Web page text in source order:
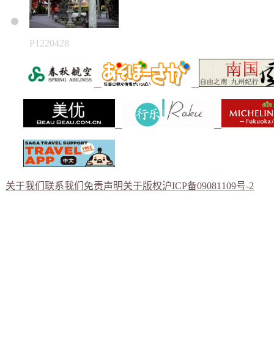
P1220428
关于我们 联系我们 免责声明关于版权沪ICP备09081109号-2